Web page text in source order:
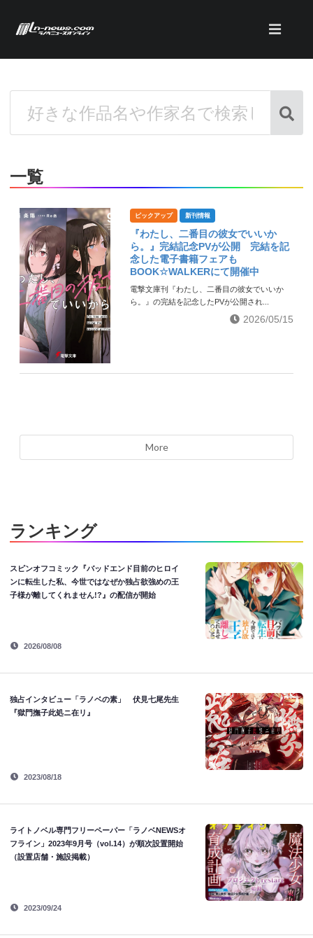
一覧
ピックアップ 新刊情報
『わたし、二番目の彼女でいいか
ら。』完結記念PVが公開 完結を記
念した電子書籍フェアも
BOOK☆WALKERにて開催中
電撃文庫刊『わたし、二番目の彼女でいいか
ら。』の完結を記念したPVが公開され...
2026/05/15
More
ランキング
スピンオフコミック『バッドエンド目前のヒロイ
ンに転生した私、今世ではなぜか独占欲強めの王
子様が離してくれません!?』の配信が開始
2026/08/08
独占インタビュー「ラノベの素」 伏見七尾先生
『獄門撫子此処ニ在リ』
2023/08/18
ライトノベル専門フリーペーパー「ラノベNEWSオ
フライン」2023年9月号（vol.14）が順次設置開始
（設置店舗・施設掲載）
2023/09/24